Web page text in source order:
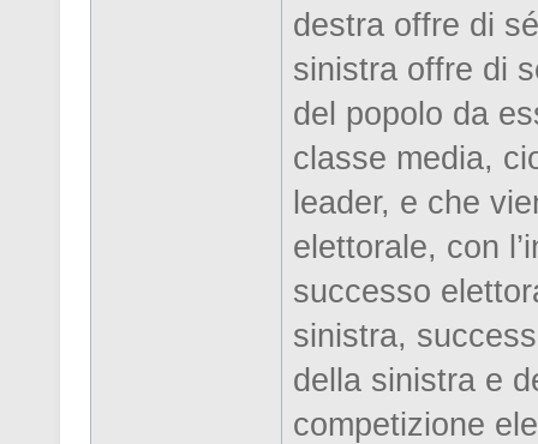
destra offre di
sinistra offre di
del popolo da
classe media,
leader, e che
elettorale, con
successo
sinistra,
della sinistra e
competizione